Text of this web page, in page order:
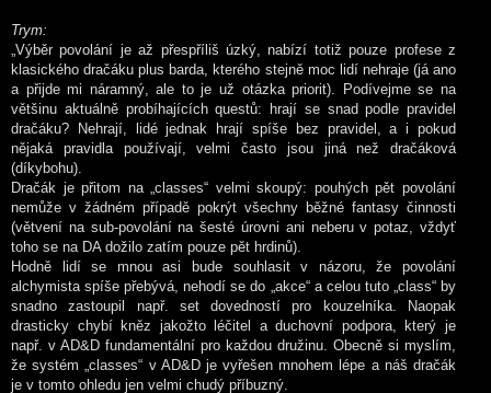
Trym:
„Výběr povolání je až přespříliš úzký, nabízí totiž pouze profese z
klasického dračáku plus barda, kterého stejně moc lidí nehraje (já ano
a přijde mi náramný, ale to je už otázka priorit). Podívejme se na
většinu aktuálně probíhajících questů: hrají se snad podle pravidel
dračáku? Nehrají, lidé jednak hrají spíše bez pravidel, a i pokud
nějaká pravidla používají, velmi často jsou jiná než dračáková
(díkybohu).
Dračák je přitom na „classes“ velmi skoupý: pouhých pět povolání
nemůže v žádném případě pokrýt všechny běžné fantasy činnosti
(větvení na sub-povolání na šesté úrovni ani neberu v potaz, vždyť
toho se na DA dožilo zatím pouze pět hrdinů).
Hodně lidí se mnou asi bude souhlasit v názoru, že povolání
alchymista spíše přebývá, nehodí se do „akce“ a celou tuto „class“ by
snadno zastoupil např. set dovedností pro kouzelníka. Naopak
drasticky chybí kněz jakožto léčitel a duchovní podpora, který je
např. v AD&D fundamentální pro každou družinu. Obecně si myslím,
že systém „classes“ v AD&D je vyřešen mnohem lépe a náš dračák
je v tomto ohledu jen velmi chudý příbuzný.